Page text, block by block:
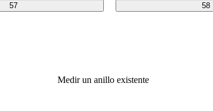
57 58
Medir un anillo existente